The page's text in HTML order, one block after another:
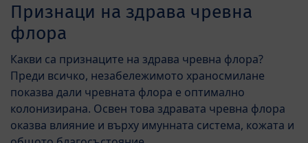
Признаци на здрава чревна
флора
Какви са признаците на здрава чревна флора?
Преди всичко, незабележимото храносмилане
показва дали чревната флора е оптимално
колонизирана. Освен това здравата чревна флора
оказва влияние и върху имунната система, кожата и